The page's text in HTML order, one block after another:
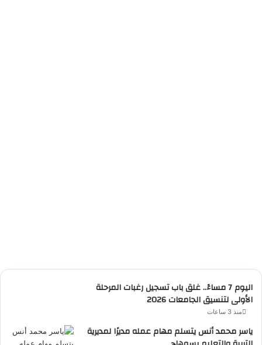
اليوم 7 مساءً.. غلق باب تسجيل رغبات المرحلة
الأولى لتنسيق الجامعات 2026
منذ 3 ساعات
ياسر محمد أنس يتسلم مهام عمله مديرًا لمديرية